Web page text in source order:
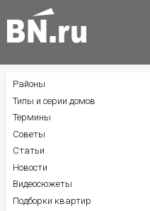
БОКОВОЕ
МЕНЮ
Районы
Типы и серии домов
Термины
Советы
Статьи
Новости
Видеосюжеты
Подборки квартир